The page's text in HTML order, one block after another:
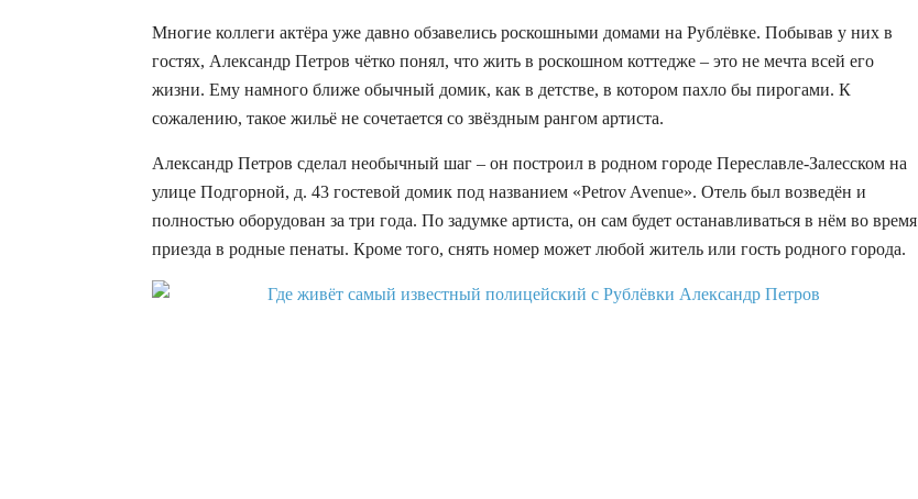
Многие коллеги актёра уже давно обзавелись роскошными домами на Рублёвке. Побывав у них в
гостях, Александр Петров чётко понял, что жить в роскошном коттедже – это не мечта всей его
жизни. Ему намного ближе обычный домик, как в детстве, в котором пахло бы пирогами. К
сожалению, такое жильё не сочетается со звёздным рангом артиста.
Александр Петров сделал необычный шаг – он построил в родном городе Переславле-Залесском на
улице Подгорной, д. 43 гостевой домик под названием «Petrov Avenue». Отель был возведён и
полностью оборудован за три года. По задумке артиста, он сам будет останавливаться в нём во время
приезда в родные пенаты. Кроме того, снять номер может любой житель или гость родного города.